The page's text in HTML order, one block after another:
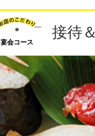
宴会コース
接待